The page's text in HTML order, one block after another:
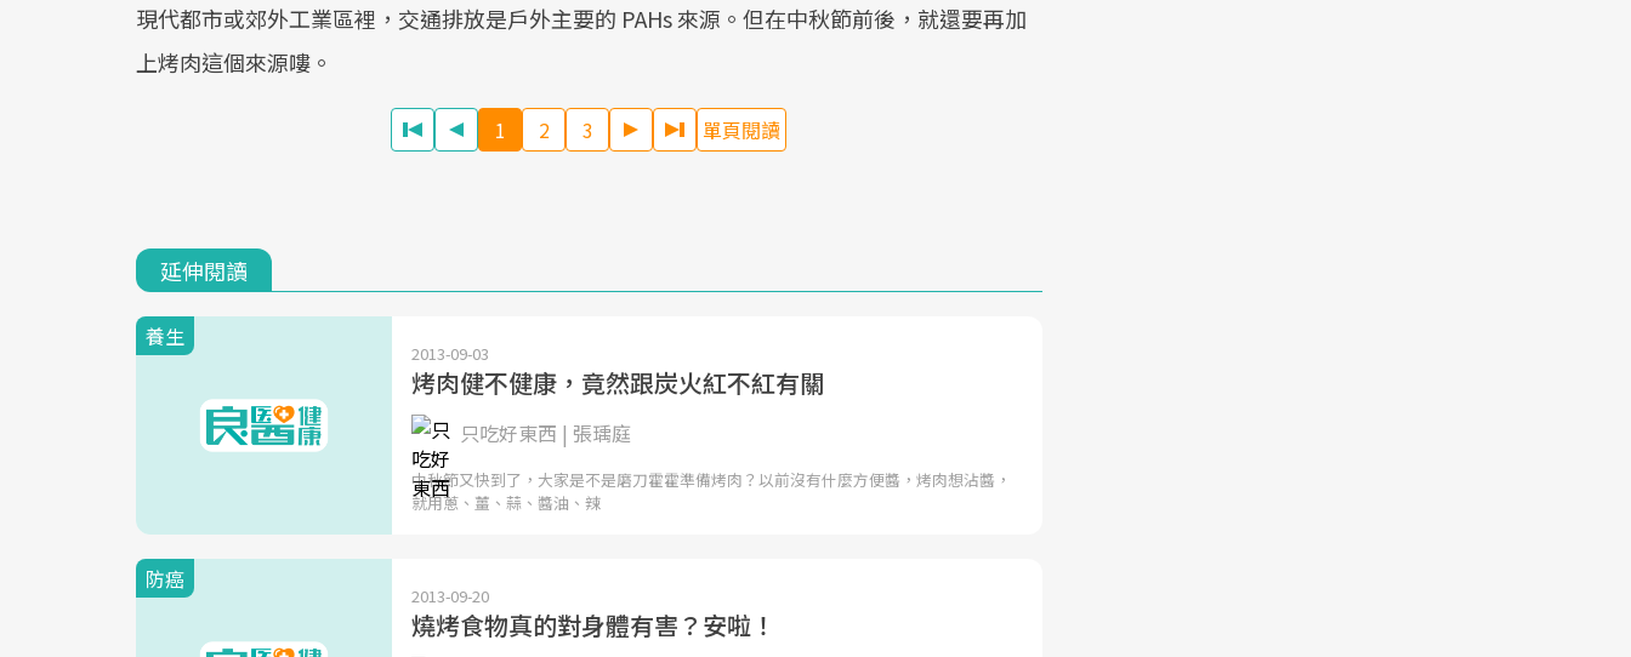
現代都市或郊外工業區裡，交通排放是戶外主要的 PAHs 來源。但在中秋節前後，就還要再加
上烤肉這個來源嘍。
1 2 3 單頁閱讀
延伸閱讀
養生
2013-09-03
烤肉健不健康，竟然跟炭火紅不紅有關
只吃好東西 | 張瑀庭
中秋節又快到了，大家是不是磨刀霍霍準備烤肉？以前沒有什麼方便醬，烤肉想沾醬，
就用蔥、薑、蒜、醬油、辣
防癌
2013-09-20
燒烤食物真的對身體有害？安啦！